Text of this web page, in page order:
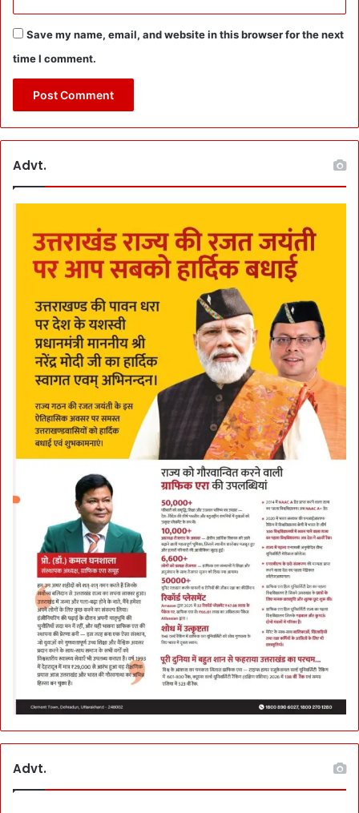
सि
क
के
लि
ए
आ
श्य
Save my name, email, and website in this browser for the next
time I comment.
Advt.
Advt.